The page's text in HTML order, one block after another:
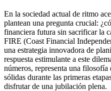
En la sociedad actual de ritmo
plantean una pregunta crucial:
financiera futura sin sacrificar la
FIRE (Coast Financial
una estrategia innovadora de
respuesta estimulante a este
números, representa una filosofía
sólidas durante las primeras
disfrutar de una jubilación plena.